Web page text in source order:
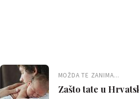
MOŽDA TE ZANIMA...
Zašto tate u